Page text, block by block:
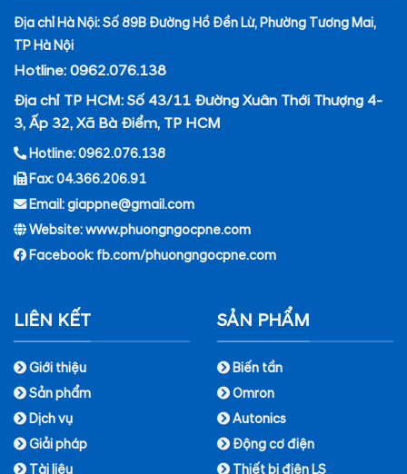
Địa chỉ Hà Nội: Số 89B Đường Hồ Đền Lừ, Phường Tương Mai,
TP Hà Nội
Hotline: 0962.076.138
Địa chỉ TP HCM: Số 43/11 Đường Xuân Thới Thượng 4-
3, Ấp 32, Xã Bà Điểm, TP HCM
Hotline: 0962.076.138
Fax: 04.366.206.91
Email: giappne@gmail.com
Website: www.phuongngocpne.com
Facebook: fb.com/phuongngocpne.com
LIÊN KẾT
Giới thiệu
Sản phẩm
Dịch vụ
Giải pháp
Tài liệu
SẢN PHẨM
Biến tần
Omron
Autonics
Động cơ điện
Thiết bị điện LS